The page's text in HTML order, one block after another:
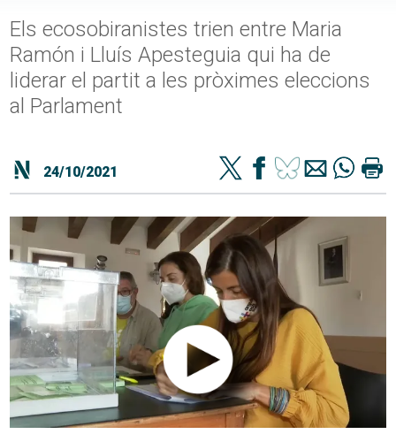
Els ecosobiranistes trien entre Maria
Ramón i Lluís Apesteguia qui ha de
liderar el partit a les pròximes eleccions
al Parlament
24/10/2021